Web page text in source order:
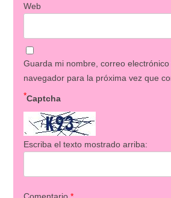
Web
Guarda mi nombre, correo
navegador para la próxima vez que
Captcha
*
Escriba el texto mostrado arriba:
Comentario *